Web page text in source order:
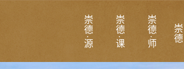
崇德·源 崇德·课 崇德·师 崇
德
·
Y